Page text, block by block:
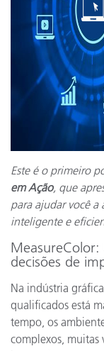
Este é o primeiro
em Ação, que
para ajudar você a
inteligente e
decisões de
Na indústria
qualificados está
tempo, os
complexos, muitas